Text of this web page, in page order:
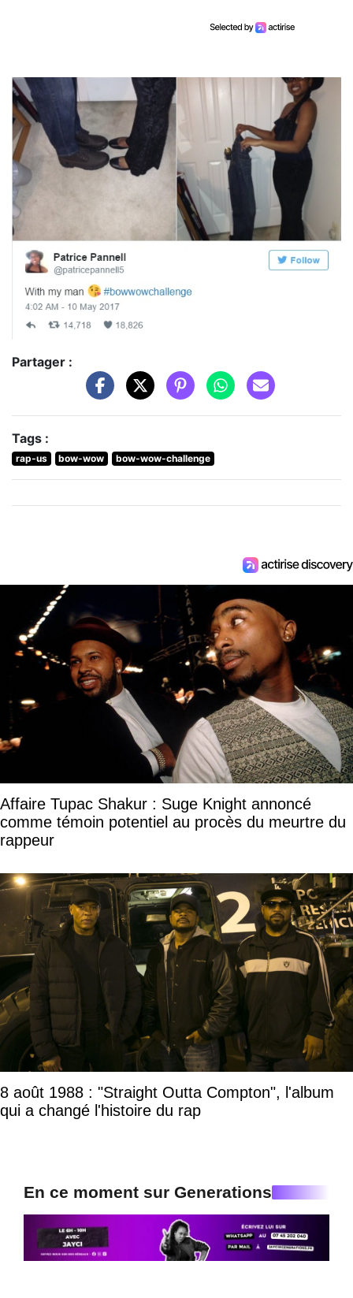
Partager :
Tags :
rap-us bow-wow bow-wow-challenge
Affaire Tupac Shakur : Suge Knight annoncé
comme témoin potentiel au procès du meurtre du
rappeur
8 août 1988 : "Straight Outta Compton", l'album
qui a changé l'histoire du rap
En ce moment sur Generations